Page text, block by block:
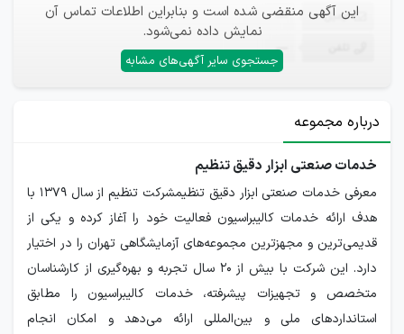
این آگهی منقضی شده است و بنابراین اطلاعات تماس آن
نمایش داده نمی‌شود.
جستجوی سایر آگهی‌های مشابه
ایمیل —
—
درباره مجموعه
خدمات صنعتی ابزار دقیق تنظیم
معرفی خدمات صنعتی ابزار دقیق تنظیمشرکت تنظیم از سال ۱۳۷۹ با
هدف ارائه خدمات کالیبراسیون فعالیت خود را آغاز کرده و یکی از
قدیمی‌ترین و مجهزترین مجموعه‌های آزمایشگاهی تهران را در اختیار
دارد. این شرکت با بیش از ۲۰ سال تجربه و بهره‌گیری از کارشناسان
متخصص و تجهیزات پیشرفته، خدمات کالیبراسیون را مطابق
استانداردهای ملی و بین‌المللی ارائه می‌دهد و امکان انجام